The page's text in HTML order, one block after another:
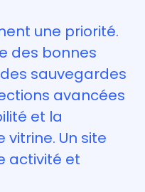
une priorité.
des bonnes
sauvegardes
avancées
et la
Un site
activité et